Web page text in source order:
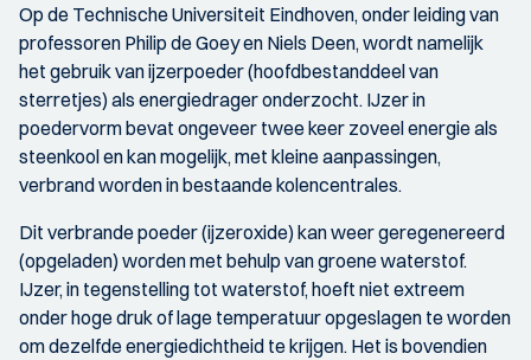
Op de Technische Universiteit Eindhoven, onder leiding van
professoren Philip de Goey en Niels Deen, wordt namelijk
het gebruik van ijzerpoeder (hoofdbestanddeel van
sterretjes) als energiedrager onderzocht. IJzer in
poedervorm bevat ongeveer twee keer zoveel energie als
steenkool en kan mogelijk, met kleine aanpassingen,
verbrand worden in bestaande kolencentrales.
Dit verbrande poeder (ijzeroxide) kan weer geregenereerd
(opgeladen) worden met behulp van groene waterstof.
IJzer, in tegenstelling tot waterstof, hoeft niet extreem
onder hoge druk of lage temperatuur opgeslagen te worden
om dezelfde energiedichtheid te krijgen. Het is bovendien